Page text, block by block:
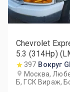
Chevrolet
5.3 (314Hp)
397 Вокруг
Москва,
Б, ГСК Вираж,